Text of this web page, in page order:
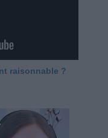
raisonnable ?